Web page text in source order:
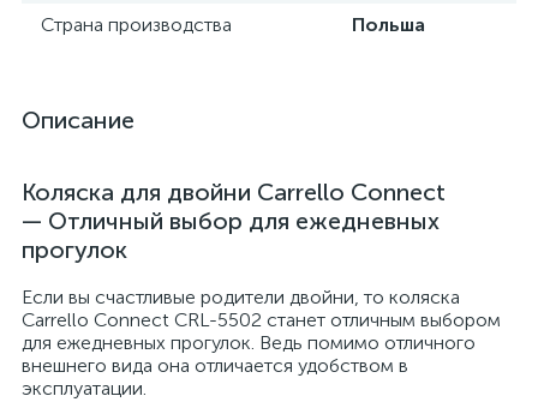
Страна производства
Польша
Описание
Коляска для двойни Carrello Connect
— Отличный выбор для ежедневных
прогулок
Если вы счастливые родители двойни, то коляска
Carrello Connect CRL-5502 станет отличным выбором
для ежедневных прогулок. Ведь помимо отличного
внешнего вида она отличается удобством в
эксплуатации.